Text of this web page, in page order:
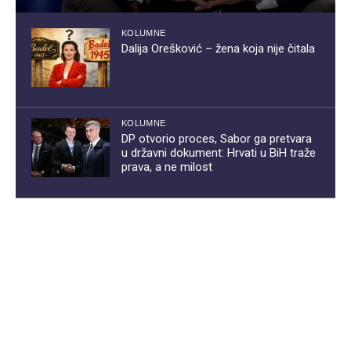
KOLUMNE
Dalija Orešković – žena koja nije čitala
KOLUMNE
DP otvorio proces, Sabor ga pretvara
u državni dokument: Hrvati u BiH traže
prava, a ne milost